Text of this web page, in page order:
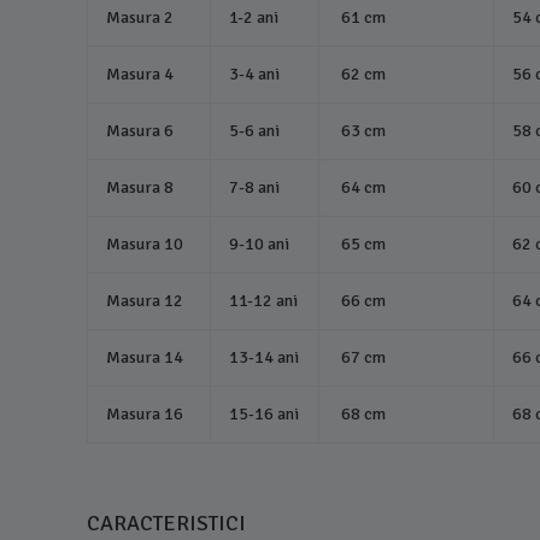
Masura 2 1-2 ani 61 cm 54
Masura 4 3-4 ani 62 cm 56
Masura 6 5-6 ani 63 cm 58
Masura 8 7-8 ani 64 cm 60
Masura 10 9-10 ani 65 cm 62
Masura 12 11-12 ani 66 cm 64
Masura 14 13-14 ani 67 cm 66
Masura 16 15-16 ani 68 cm 68
CARACTERISTICI